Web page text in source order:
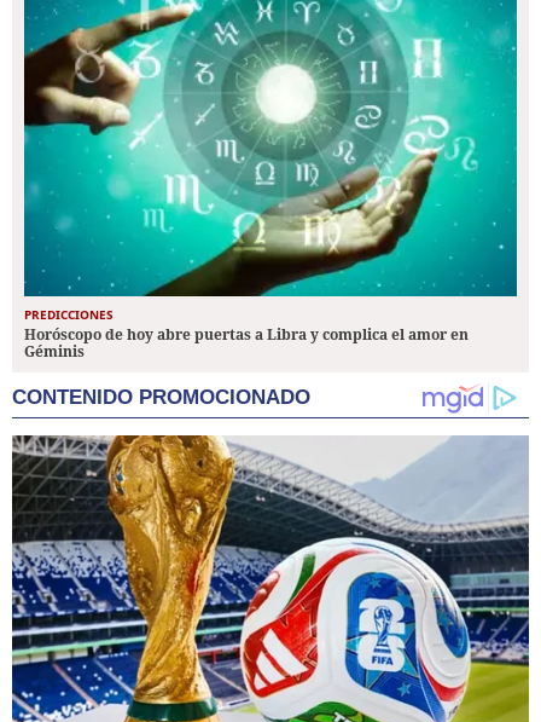
PREDICCIONES
Horóscopo de hoy abre puertas a Libra y complica el amor en
Géminis
CONTENIDO PROMOCIONADO